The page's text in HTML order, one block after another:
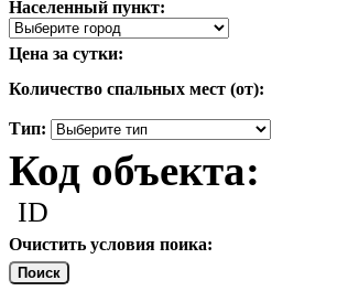
Населенный пункт:
Цена за сутки:
Количество спальных мест (от):
Тип:
Код объекта:
ID
Очистить условия поика:
Поиск